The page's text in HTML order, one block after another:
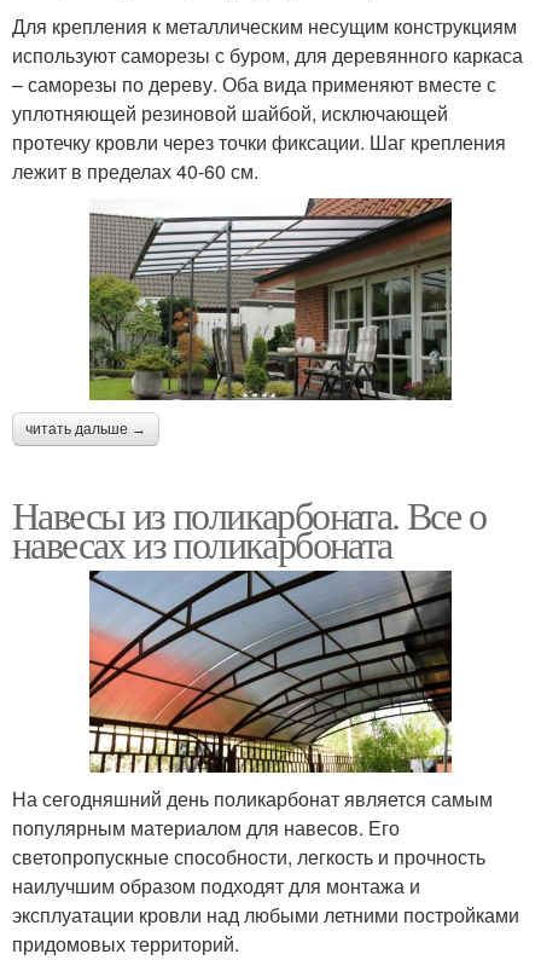
Для крепления к металлическим несущим конструкциям
используют саморезы с буром, для деревянного каркаса
– саморезы по дереву. Оба вида применяют вместе с
уплотняющей резиновой шайбой, исключающей
протечку кровли через точки фиксации. Шаг крепления
лежит в пределах 40-60 см.
читать дальше →
Навесы из поликарбоната. Все о
навесах из поликарбоната
На сегодняшний день поликарбонат является самым
популярным материалом для навесов. Его
светопропускные способности, легкость и прочность
наилучшим образом подходят для монтажа и
эксплуатации кровли над любыми летними постройками
придомовых территорий.